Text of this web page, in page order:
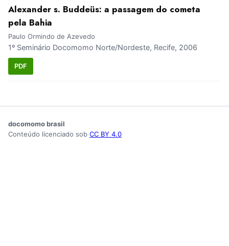
Alexander s. Buddeüs: a passagem do cometa
pela Bahia
Paulo Ormindo de Azevedo
1º Seminário Docomomo Norte/Nordeste, Recife, 2006
PDF
docomomo brasil
Conteúdo licenciado sob CC BY 4.0